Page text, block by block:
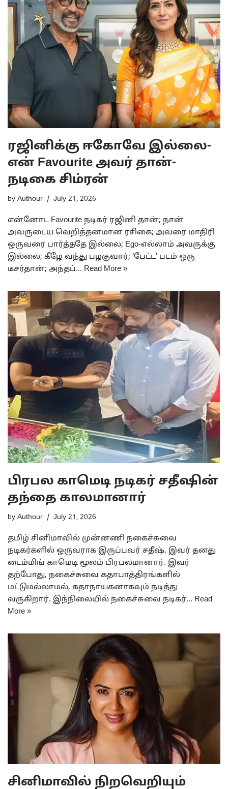
ரஜினிக்கு ஈகோவே இல்லை-
என் Favourite அவர் தான்-
நடிகை சிம்ரன்
by Authour July 21, 2026
என்னோட Favourite நடிகர் ரஜினி தான்; நான்
அவருடைய வெறித்தனமான ரசிகை; அவரை மாதிரி
ஒருவரை பார்த்ததே இல்லை; Ego-எல்லாம் அவருக்கு
இல்லை; கீழே வந்து பழகுவார்; ‘பேட்ட’ படம் ஒரு
டீசர்தான்; அந்தப்… Read More »
பிரபல காமெடி நடிகர் சதீஷின்
தந்தை காலமானார்
by Authour July 21, 2026
தமிழ் சினிமாவில் முன்னணி நகைச்சுவை
நடிகர்களில் ஒருவராக இருப்பவர் சதீஷ். இவர் தனது
டைம்மிங் காமெடி மூலம் பிரபலமானார். இவர்
தற்போது, நகைச்சுவை கதாபாத்திரங்களில்
மட்டுமல்லாமல், கதாநாயகனாகவும் நடித்து
வருகிறார். இந்நிலையில் நகைச்சுவை நடிகர்… Read
More »
சினிமாவில் நிறவெறியும்